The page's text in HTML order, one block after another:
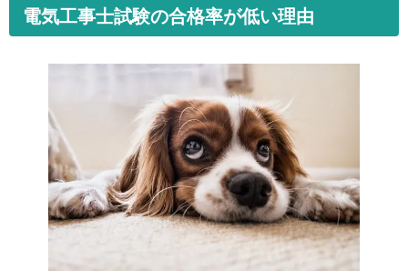
電気工事士試験の合格率が低い理由